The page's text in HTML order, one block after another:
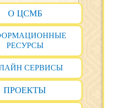
О ЦСМБ
РЕСУРСЫ
СЕРВИСЫ
ПРОЕКТЫ